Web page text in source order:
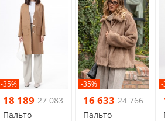
-35%
18 189 27 083
Пальто
-35%
16 633 24 766
Пальто
-